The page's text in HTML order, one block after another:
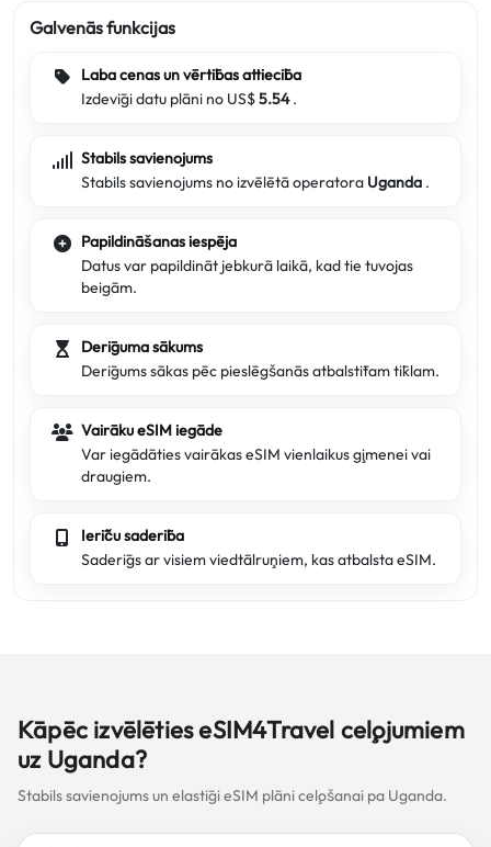
Galvenās funkcijas
Laba cenas un vērtības attiecība
Izdevīgi datu plāni no US$5.54.
Stabils savienojums
Stabils savienojums no izvēlētā operatora Uganda .
Papildināšanas iespēja
Datus var papildināt jebkurā laikā, kad tie tuvojas
beigām.
Derīguma sākums
Derīgums sākas pēc pieslēgšanās atbalstītam tīklam.
Vairāku eSIM iegāde
Var iegādāties vairākas eSIM vienlaikus ģimenei vai
draugiem.
Ierīču saderība
Saderīgs ar visiem viedtālruņiem, kas atbalsta eSIM.
Kāpēc izvēlēties eSIM4Travel ceļojumiem
uz Uganda?
Stabils savienojums un elastīgi eSIM plāni ceļošanai pa Uganda.